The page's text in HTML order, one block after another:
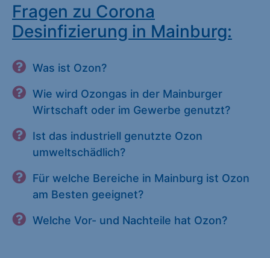
Fragen zu Corona
Desinfizierung in Mainburg:
Was ist Ozon?
Wie wird Ozongas in der Mainburger
Wirtschaft oder im Gewerbe genutzt?
Ist das industriell genutzte Ozon
umweltschädlich?
Für welche Bereiche in Mainburg ist Ozon
am Besten geeignet?
Welche Vor- und Nachteile hat Ozon?